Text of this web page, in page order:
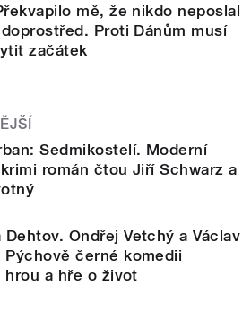
mě, že nikdo neposlal
Proti Dánům musí
začátek
Sedmikostelí. Moderní
román čtou Jiří Schwarz a
Dehtov. Ondřej Vetchý a Václav
Pýchově černé komedii
hrou a hře o život